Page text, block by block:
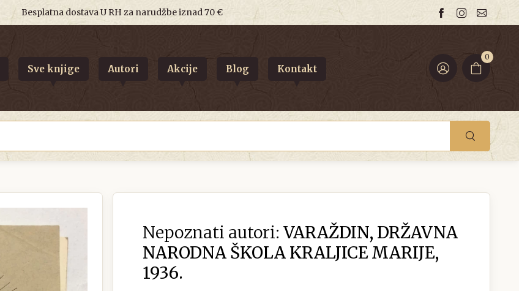
Besplatna dostava U RH za narudžbe iznad 70 €
0
Sve knjige Autori Akcije Blog Kontakt
Nepoznati autori: VARAŽDIN, DRŽAVNA
NARODNA ŠKOLA KRALJICE MARIJE,
1936.